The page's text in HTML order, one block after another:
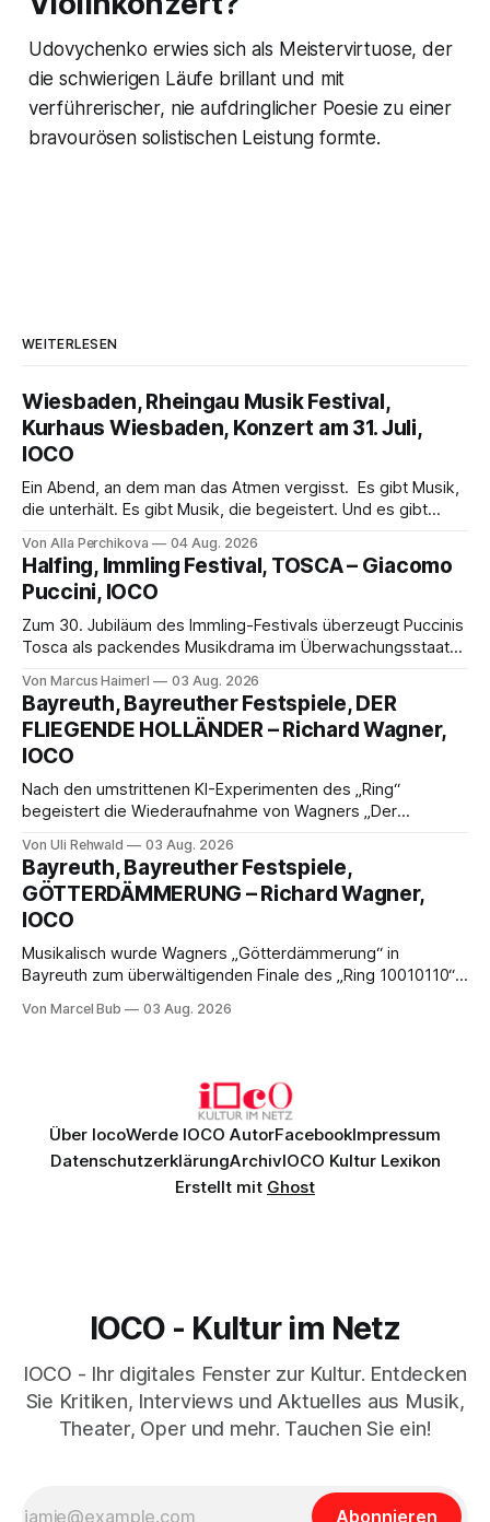
Udovychenko erwies sich als Meistervirtuose, der
die schwierigen Läufe brillant und mit
verführerischer, nie aufdringlicher Poesie zu einer
bravourösen solistischen Leistung formte.
WEITERLESEN
Wiesbaden, Rheingau Musik Festival,
Kurhaus Wiesbaden, Konzert am 31. Juli,
IOCO
Ein Abend, an dem man das Atmen vergisst. Es gibt Musik,
die unterhält. Es gibt Musik, die begeistert. Und es gibt
Genau so war der Abend im Kurhaus Wiesbaden, an dem
Johannes Brahms’ Erstes Klavierkonzert d-Moll op. 15 mit
Daniil
Von Alla Perchikova 04 Aug. 2026
Halfing, Immling Festival, TOSCA – Giacomo
Puccini, IOCO
Zum 30. Jubiläum des Immling-Festivals überzeugt Puccinis
Tosca als packendes Musikdrama im Überwachungsstaat
spannend und werkgetreu, getragen von starken Solisten,
eindrucksvollen Projektionen und einer klangvollen
musikalischen Leitung.
Von Marcus Haimerl 03 Aug. 2026
Bayreuth, Bayreuther Festspiele, DER
FLIEGENDE HOLLÄNDER – Richard Wagner,
IOCO
Nach den umstrittenen KI-Experimenten des „Ring“
begeistert die Wiederaufnahme von Wagners „Der
Musik und einem neuen Traumpaar: Elisabeth Teige und
Nicholas Brownlee sorgen für einen der Höhepunkte der
Bayreuther Festspiele 2026.
Von Uli Rehwald 03 Aug. 2026
Bayreuth, Bayreuther Festspiele,
GÖTTERDÄMMERUNG – Richard Wagner,
IOCO
Musikalisch wurde Wagners „Götterdämmerung“ in
Bayreuth zum überwältigenden Finale des „Ring 10010110“:
exzellentes Sängerensemble begeisterten. Die KI-geprägte
Von Marcel Bub 03 Aug. 2026
Über IocoWerde IOCO AutorFacebookImpressum
DatenschutzerklärungArchivIOCO Kultur Lexikon
Erstellt mit Ghost
IOCO - Kultur im Netz
IOCO - Ihr digitales Fenster zur Kultur. Entdecken
Sie Kritiken, Interviews und Aktuelles aus Musik,
Theater, Oper und mehr. Tauchen Sie ein!
Abonnieren